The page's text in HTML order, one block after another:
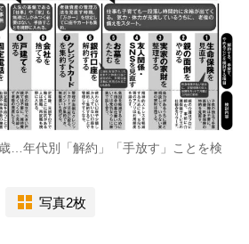
…年代別「解約」「手放す」ことを検
写真2枚